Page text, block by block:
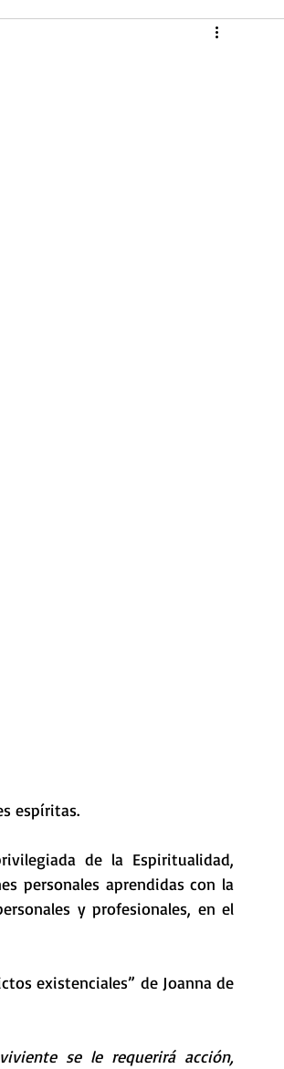
espíritas.
de la Espiritualidad,
personales aprendidas con la
y profesionales, en el
existenciales” de Joanna de
se le requerirá acción,